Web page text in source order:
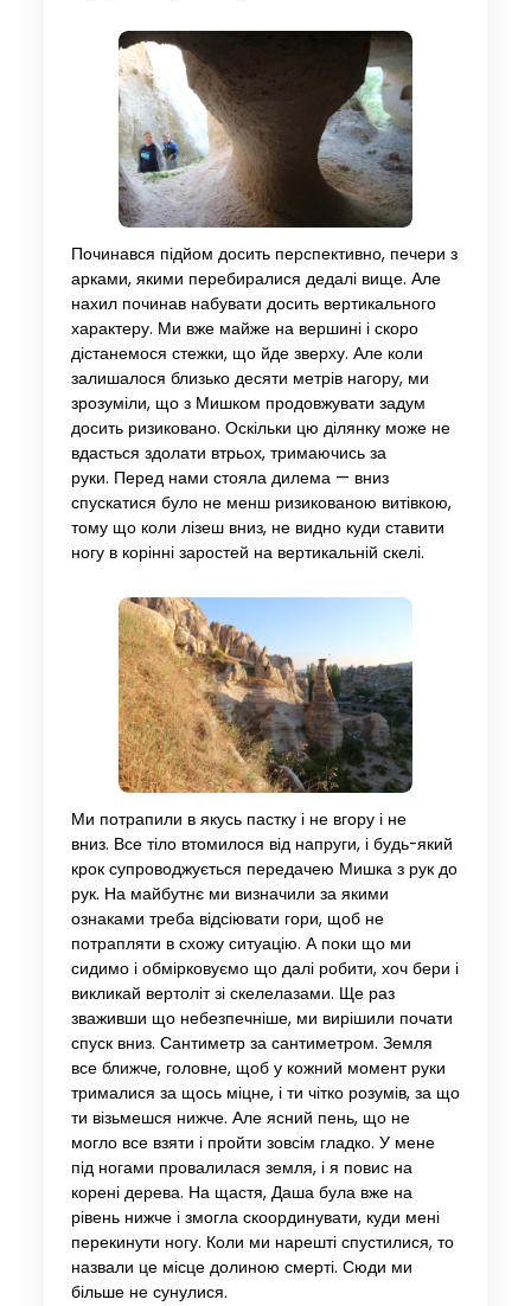
Починався підйом досить перспективно, печери з
арками, якими перебиралися дедалі вище. Але
нахил починав набувати досить вертикального
характеру. Ми вже майже на вершині і скоро
дістанемося стежки, що йде зверху. Але коли
залишалося близько десяти метрів нагору, ми
зрозуміли, що з Мишком продовжувати задум
досить ризиковано. Оскільки цю ділянку може не
вдасться здолати втрьох, тримаючись за
руки. Перед нами стояла дилема — вниз
спускатися було не менш ризикованою витівкою,
тому що коли лізеш вниз, не видно куди ставити
ногу в корінні заростей на вертикальній скелі.
Ми потрапили в якусь пастку і не вгору і не
вниз. Все тіло втомилося від напруги, і будь-який
крок супроводжується передачею Мишка з рук до
рук. На майбутнє ми визначили за якими
ознаками треба відсіювати гори, щоб не
потрапляти в схожу ситуацію. А поки що ми
сидимо і обмірковуємо що далі робити, хоч бери і
викликай вертоліт зі скелелазами. Ще раз
зваживши що небезпечніше, ми вирішили почати
спуск вниз. Сантиметр за сантиметром. Земля
все ближче, головне, щоб у кожний момент руки
трималися за щось міцне, і ти чітко розумів, за що
ти візьмешся нижче. Але ясний пень, що не
могло все взяти і пройти зовсім гладко. У мене
під ногами провалилася земля, і я повис на
корені дерева. На щастя, Даша була вже на
рівень нижче і змогла скоординувати, куди мені
перекинути ногу. Коли ми нарешті спустилися, то
назвали це місце долиною смерті. Сюди ми
більше не сунулися.